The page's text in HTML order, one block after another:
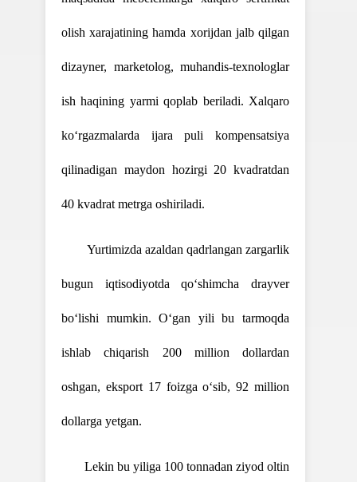
olish xarajatining hamda xorijdan jalb qilgan
dizayner, marketolog, muhandis-texnologlar
ish haqining yarmi qoplab beriladi. Xalqaro
ko‘rgazmalarda ijara puli kompensatsiya
qilinadigan maydon hozirgi 20 kvadratdan
40 kvadrat metrga oshiriladi.
Yurtimizda azaldan qadrlangan zargarlik
bugun iqtisodiyotda qo‘shimcha drayver
bo‘lishi mumkin. O‘gan yili bu tarmoqda
ishlab chiqarish 200 million dollardan
oshgan, eksport 17 foizga o‘sib, 92 million
dollarga yetgan.
Lekin bu yiliga 100 tonnadan ziyod oltin